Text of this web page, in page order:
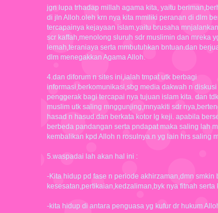
jgn lupa trhadap millah agama kita, yaitu
di jln Alloh.oleh krn nya kita mmiliki peranan di dlm
tercapainya kejayaan islam.yaitu brusaha
scr kaffah,menolong sluruh sdr muslimin dan mreka
lemah,teraniaya serta mmbutuhkan bntuan.dan
dlm menegakkan Agama Alloh.
4.dan diforum n sites ini,ialah tmpat utk berbagi
informasi,berkomunikasi,sbg media dakwah n
penggerak bagi tercapai nya tujuan islam kita. dan
muslim utk saling mnggunjing,mnyakiti sdr
hasad n hasud.dan berkata kotor lg keji. apabila
berbeda pandangan serta pndapat maka saling lah
kembalikan kpd Alloh n rosulnya.n yg lain hrs saling
5.waspadai lah akan hal ini :
-Kita hidup pd fase n periode akhirzaman,dmn smkin
kesesatan,pertikaian,kedzaliman,byk nya fitnah serta
-kita hidup di antara penguasa yg kufur dr hukum